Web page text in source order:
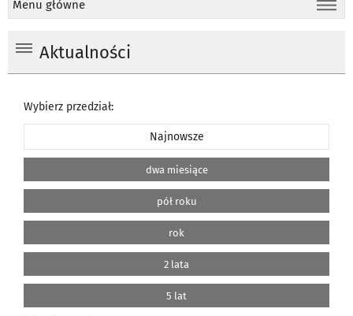
Menu główne
Aktualności
Wybierz przedział:
Najnowsze
dwa miesiące
pół roku
rok
2 lata
5 lat